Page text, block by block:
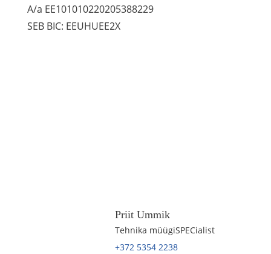
A/a EE101010220205388229
SEB BIC: EEUHUEE2X
Priit Ummik
Tehnika müügiSPECialist
+372 5354 2238